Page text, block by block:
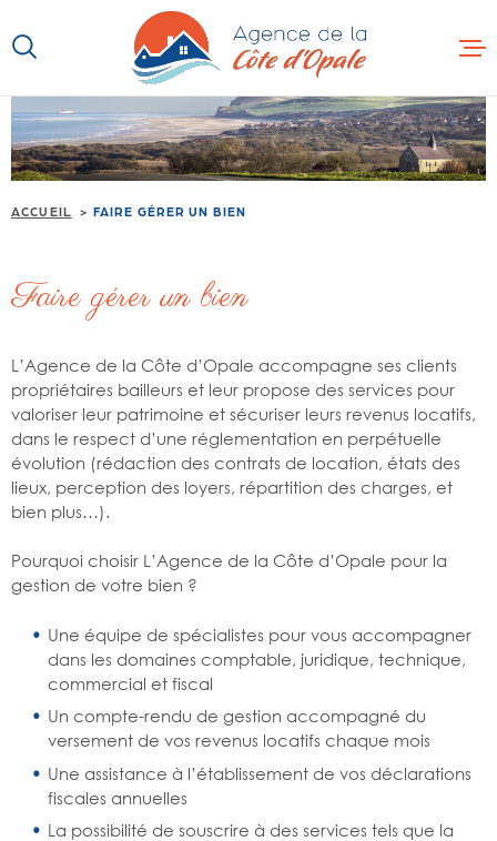
au
menu
au
contenu
ACCUEIL
AUTRES
CONTACT
ACCUEIL FAIRE GÉRER UN BIEN
Faire gérer un bien
L’Agence de la Côte d’Opale accompagne ses clients
propriétaires bailleurs et leur propose des services pour
valoriser leur patrimoine et sécuriser leurs revenus locatifs,
dans le respect d’une réglementation en perpétuelle
évolution (rédaction des contrats de location, états des
lieux, perception des loyers, répartition des charges, et
bien plus…).
Pourquoi choisir L’Agence de la Côte d’Opale pour la
gestion de votre bien ?
Une équipe de spécialistes pour vous accompagner
dans les domaines comptable, juridique, technique,
commercial et fiscal
Un compte-rendu de gestion accompagné du
versement de vos revenus locatifs chaque mois
Une assistance à l’établissement de vos déclarations
fiscales annuelles
La possibilité de souscrire à des services tels que la